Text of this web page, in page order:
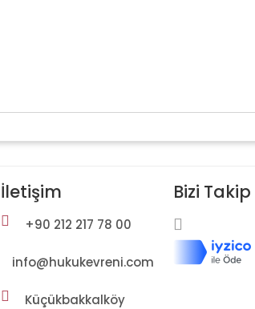
İletişim
+90 212 217 78 00
info@hukukevreni.com
Küçükbakkalköy
Bizi